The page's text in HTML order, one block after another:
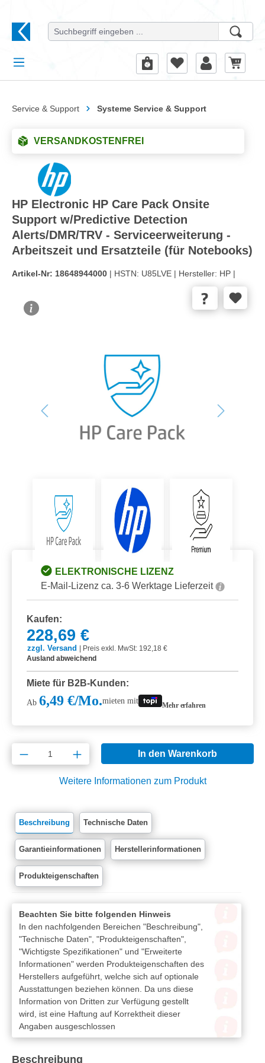
Service & Support Systeme Service & Support
VERSANDKOSTENFREI
HP Electronic HP Care Pack Onsite
Support w/Predictive Detection
Alerts/DMR/TRV - Serviceerweiterung -
Arbeitszeit und Ersatzteile (für Notebooks)
Artikel-Nr: 18648944000 | HSTN: U85LVE | Hersteller: HP |
ELEKTRONISCHE LIZENZ
E-Mail-Lizenz ca. 3-6 Werktage Lieferzeit
Kaufen:
228,69 €
zzgl. Versand
Preis exkl. MwSt: 192,18 €
Ausland abweichend
Miete für B2B-Kunden:
Ab 6,49 €/Mo.mieten mit Mehr erfahren
Produkt Anzahl: Gib den gewünschten
In den Warenkorb
Weitere Informationen zum Produkt
Beschreibung Technische Daten
Garantieinformationen Herstellerinformationen
Produkteigenschaften
Beachten Sie bitte folgenden Hinweis
In den nachfolgenden Bereichen "Beschreibung",
"Technische Daten", "Produkteigenschaften",
"Wichtigste Spezifikationen" und "Erweiterte
Informationen" werden Produkteigenschaften des
Herstellers aufgeführt, welche sich auf optionale
Ausstattungen beziehen können. Da uns diese
Information von Dritten zur Verfügung gestellt
wird, ist eine Haftung auf Korrektheit dieser
Angaben ausgeschlossen
Beschreibung